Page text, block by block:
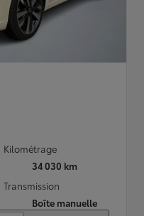
Kilométrage
34 030 km
Transmission
Boîte manuelle